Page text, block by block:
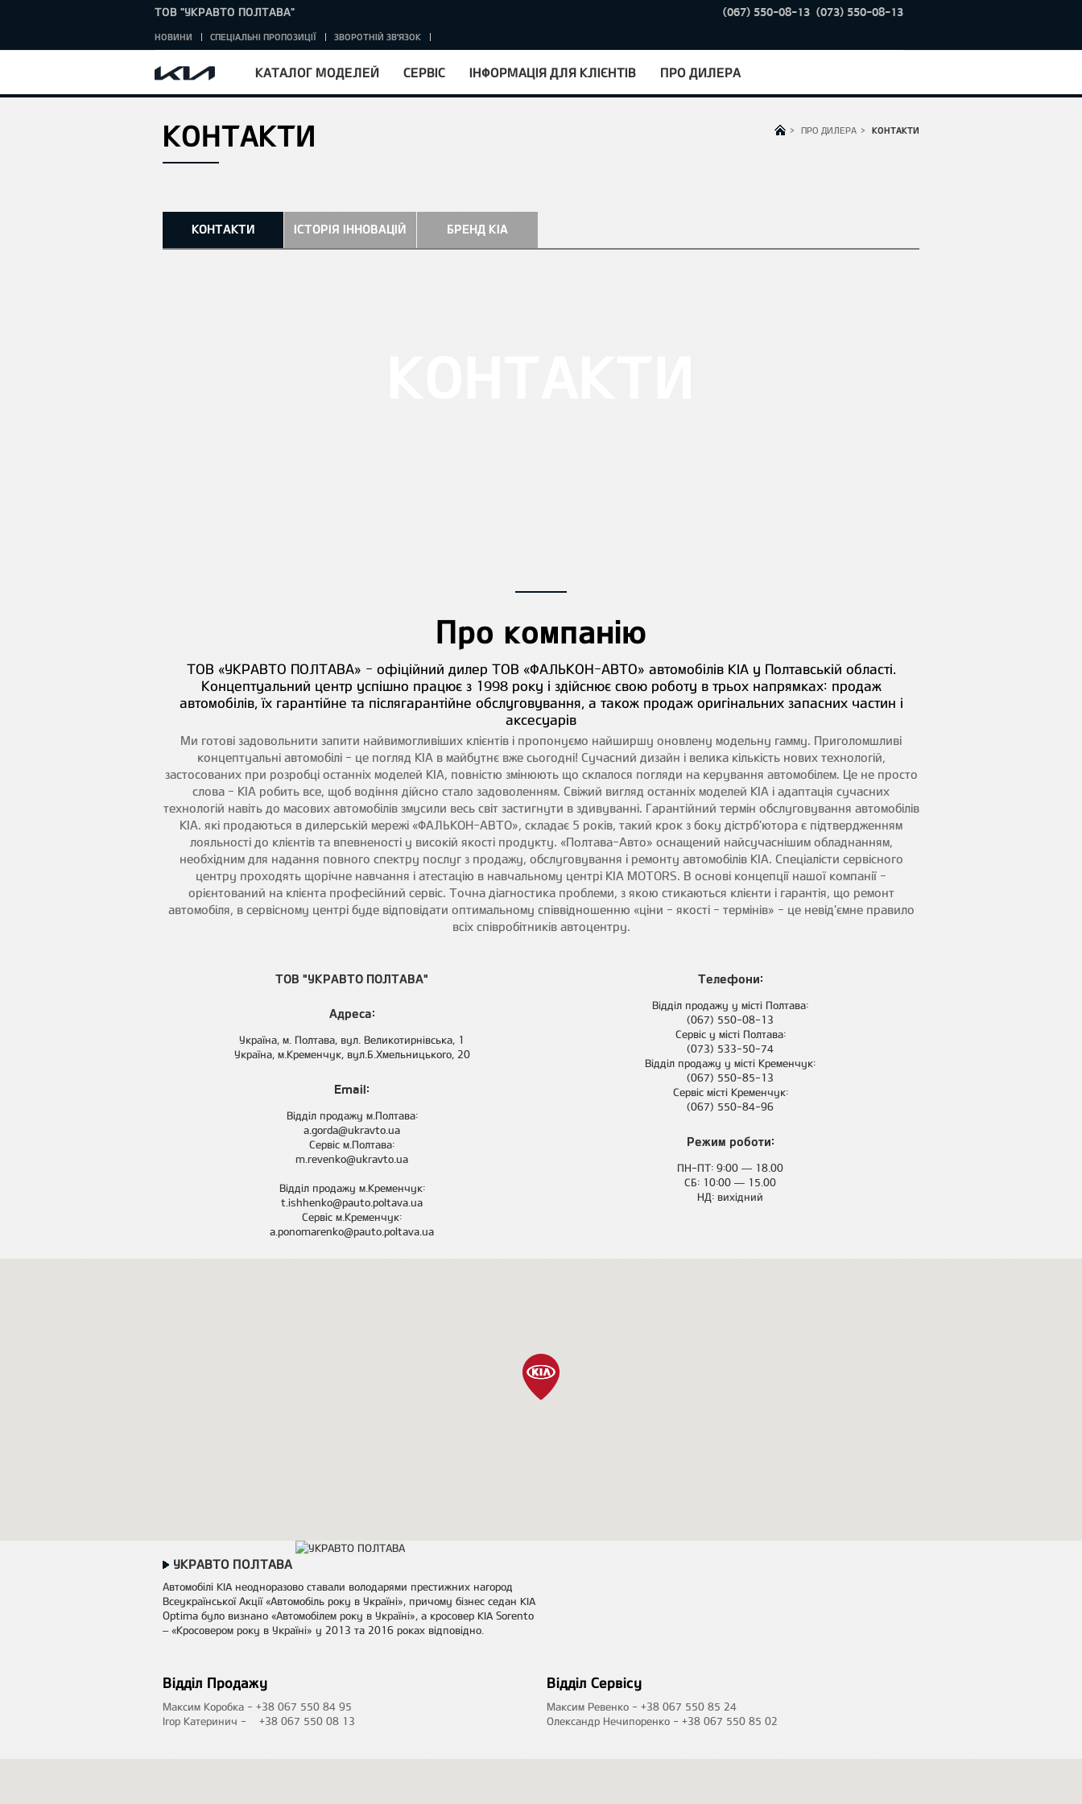
КАТАЛОГ МОДЕЛЕЙ СЕРВІС ІНФОРМАЦІЯ ДЛЯ КЛІЄНТІВ ПРО ДИЛЕРА
ТОВ "УКРАВТО ПОЛТАВА" (067) 550-08-13 (073) 550-08-13
НОВИНИ СПЕЦІАЛЬНІ ПРОПОЗИЦІЇ ЗВОРОТНІЙ ЗВ'ЯЗОК
> ПРО ДИЛЕРА > КОНТАКТИ
КОНТАКТИ
КОНТАКТИ ІСТОРІЯ ІННОВАЦІЙ БРЕНД KIA
Про компанію
ТОВ «УКРАВТО ПОЛТАВА» - офіційний дилер ТОВ «ФАЛЬКОН-АВТО» автомобілів KIA у Полтавській області.
Концептуальний центр успішно працює з 1998 року і здійснює свою роботу в трьох напрямках: продаж
автомобілів, їх гарантійне та післягарантійне обслуговування, а також продаж оригінальних запасних частин і
аксесуарів
Ми готові задовольнити запити найвимогливіших клієнтів і пропонуємо найширшу оновлену модельну гамму. Приголомшливі
концептуальні автомобілі - це погляд KIA в майбутнє вже сьогодні! Сучасний дизайн і велика кількість нових технологій,
застосованих при розробці останніх моделей KIA, повністю змінюють що склалося погляди на керування автомобілем. Це не просто
слова - KIA робить все, щоб водіння дійсно стало задоволенням. Свіжий вигляд останніх моделей KIA і адаптація сучасних
технологій навіть до масових автомобілів змусили весь світ застигнути в здивуванні. Гарантійний термін обслуговування автомобілів
KIA. які продаються в дилерській мережі «ФАЛЬКОН-АВТО», складає 5 років, такий крок з боку дістрб'ютора є підтвердженням
лояльності до клієнтів та впевненості у високій якості продукту. «Полтава-Авто» оснащений найсучаснішим обладнанням,
необхідним для надання повного спектру послуг з продажу, обслуговування і ремонту автомобілів KIA. Спеціалісти сервісного
центру проходять щорічне навчання і атестацію в навчальному центрі KIA MOTORS. В основі концепції нашої компанії -
орієнтований на клієнта професійний сервіс. Точна діагностика проблеми, з якою стикаються клієнти і гарантія, що ремонт
автомобіля, в сервісному центрі буде відповідати оптимальному співвідношенню «ціни - якості - термінів» - це невід'ємне правило
всіх співробітників автоцентру.
ТОВ "УКРАВТО ПОЛТАВА"
Адреса:
Україна, м. Полтава, вул. Великотирнівська, 1
Україна, м.Кременчук, вул.Б.Хмельницького, 20
Email:
Відділ продажу м.Полтава:
a.gorda@ukravto.ua
Сервіс м.Полтава:
m.revenko@ukravto.ua
Відділ продажу м.Кременчук:
t.ishhenko@pauto.poltava.ua
Сервіс м.Кременчук:
a.ponomarenko@pauto.poltava.ua
Телефони:
Відділ продажу у місті Полтава:
(067) 550-08-13
Сервіс у місті Полтава:
(073) 533-50-74
Відділ продажу у місті Кременчук:
(067) 550-85-13
Сервіс місті Кременчук:
(067) 550-84-96
Режим роботи:
ПН-ПТ: 9:00 — 18.00
СБ: 10:00 — 15.00
НД: вихідний
УКРАВТО ПОЛТАВА
Автомобілі KIA неодноразово ставали володарями престижних нагород
Всеукраїнської Акції «Автомобіль року в Україні», причому бізнес седан KIA
Optima було визнано «Автомобілем року в Україні», а кросовер KIA Sorento
– «Кросовером року в Україні» у 2013 та 2016 роках відповідно.
Відділ Продажу
Максим Коробка - +38 067 550 84 95
Ігор Катеринич - +38 067 550 08 13
Відділ Сервісу
Максим Ревенко - +38 067 550 85 24
Олександр Нечипоренко - +38 067 550 85 02